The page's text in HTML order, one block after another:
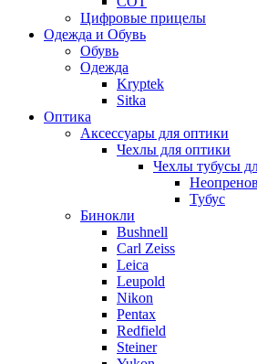
Цифровые прицелы
Одежда и Обувь
Обувь
Одежда
Kryptek
Sitka
Оптика
Аксессуары для оптики
Чехлы для оптики
Чехлы тубусы
Тубус
Бинокли
Bushnell
Carl Zeiss
Leica
Leupold
Nikon
Pentax
Redfield
Steiner